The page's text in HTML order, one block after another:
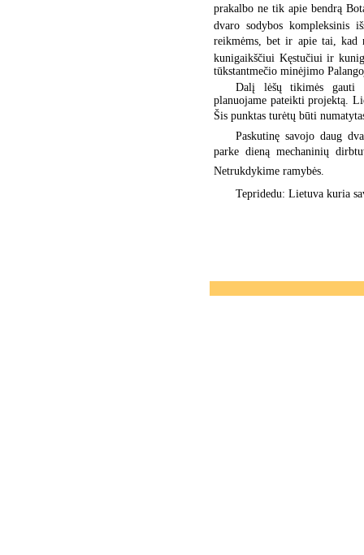
prakalbo ne tik apie bendrą
dvaro sodybos kompleksinis
reikmėms, bet ir apie tai, kad
kunigaikščiui Kęstučiui ir
tūkstantmečio minėjimo
Dalį lėšų tikimės gauti
planuojame pateikti projektą.
Šis punktas turėtų būti
Paskutinę savojo daug
parke dieną mechaninių
Netrukdykime ramybės.
Tepridedu: Lietuva kuria